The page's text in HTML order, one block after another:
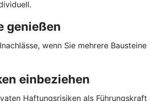
genießen
wenn Sie mehrere Bausteine
einbeziehen
Haftungsrisiken als Führungskraft